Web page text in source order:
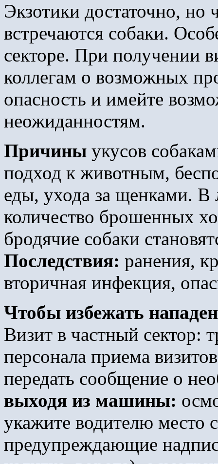
Экзотики достаточно, но
встречаются собаки.
секторе. При получении
коллегам о возможных
опасность и имейте
неожиданностям.
Причины укусов
подход к животным,
еды, ухода за щенками. В
количество брошенных
бродячие собаки
Последствия: ранения,
вторичная инфекция,
Чтобы избежать
Визит в частный сектор:
персонала приема
передать сообщение о
выходя из машины:
укажите водителю место
предупреждающие